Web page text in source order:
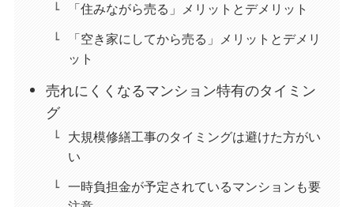
「住みながら売る」メリットとデメリット
「空き家にしてから売る」メリットとデメリ
ット
売れにくくなるマンション特有のタイミン
グ
大規模修繕工事のタイミングは避けた方がい
い
一時負担金が予定されているマンションも要